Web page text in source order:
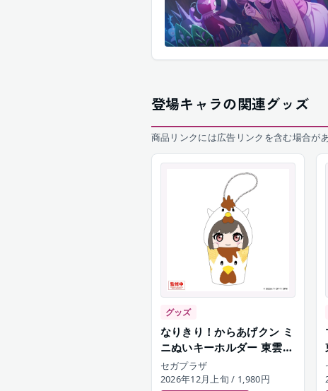
登場キャラの関連グッズ
商品リンクには広告リンクを含む場合があ
グッズ
なりきり！からあげクン ミ
ニぬいキーホルダー 東雲絵
名
セガプラザ
2026年12月上旬 / 1,980円